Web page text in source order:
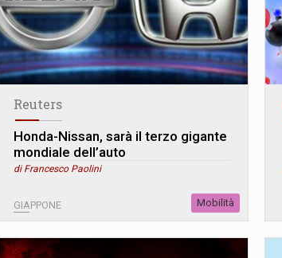
Reuters
Honda-Nissan, sarà il terzo gigante
mondiale dell’auto
di Francesco Paolini
GIAPPONE Mobilità